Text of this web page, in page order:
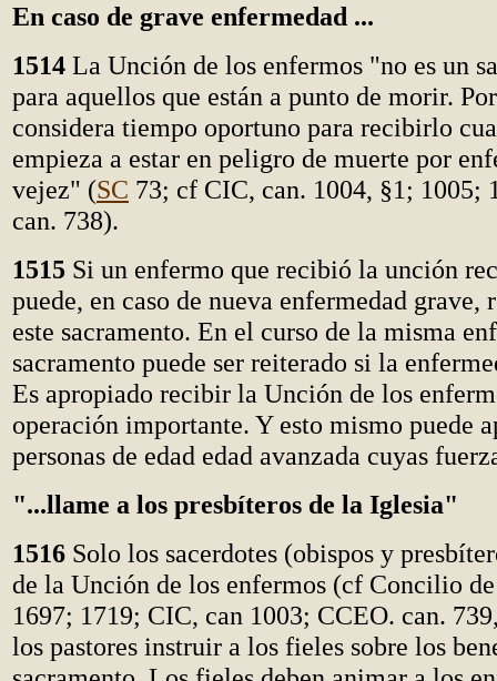
En caso de grave enfermedad ...
1514 La Unción de los enfermos "no es un
para aquellos que están a punto de morir.
considera tiempo oportuno para recibirlo
empieza a estar en peligro de muerte por
vejez" (SC 73; cf CIC, can. 1004, §1; 1005;
can. 738).
1515 Si un enfermo que recibió la unción
puede, en caso de nueva enfermedad grave,
este sacramento. En el curso de la misma
sacramento puede ser reiterado si la
Es apropiado recibir la Unción de los
operación importante. Y esto mismo puede
personas de edad edad avanzada cuyas
"...llame a los presbíteros de la Iglesia"
1516 Solo los sacerdotes (obispos y
de la Unción de los enfermos (cf Concilio
1697; 1719; CIC, can 1003; CCEO. can.
los pastores instruir a los fieles sobre los